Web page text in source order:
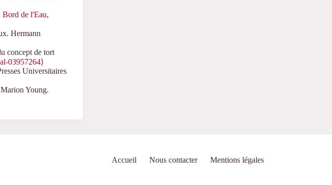
Bord de l'Eau,
Hermann
concept de tort
03957264⟩
Universitaires
Young.
Accueil Nous contacter Mentions légales